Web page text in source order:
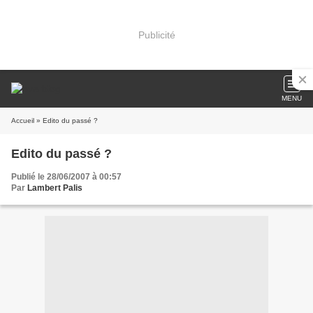
Publicité
MENU
Accueil » Edito du passé ?
Edito du passé ?
Publié le 28/06/2007 à 00:57
Par Lambert Palis